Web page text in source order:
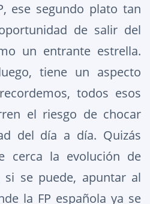
ese segundo plato tan
de salir del
un entrante estrella.
tiene un aspecto
todos esos
el riesgo de chocar
del día a día. Quizás
cerca la evolución de
si se puede, apuntar al
la FP española ya se